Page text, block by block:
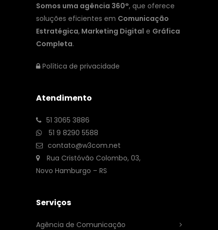
Somos uma agência 360°, que oferece
soluções eficientes em Comunicação
Estratégica, Marketing Digital e Gráfica
Completa.
Política de privacidade
Atendimento
51 3065 3886
51 9 8290 5588
contato@w3com.net
Rua Cristóvão Colombo, 03,
Novo Hamburgo – RS
Serviços
Agência de Comunicação